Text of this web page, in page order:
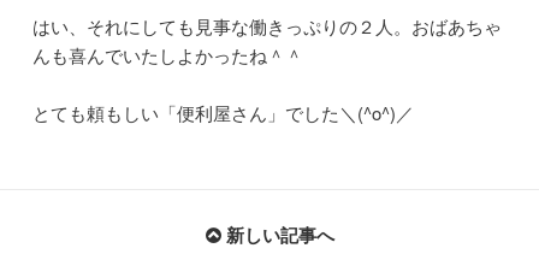
はい、それにしても見事な働きっぷりの２人。おばあちゃ
んも喜んでいたしよかったね＾＾
とても頼もしい「便利屋さん」でした＼(^o^)／
新しい記事へ